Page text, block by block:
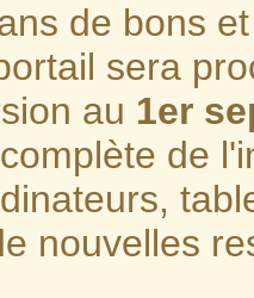
de bons
sera
au 1er
de
nouvelles